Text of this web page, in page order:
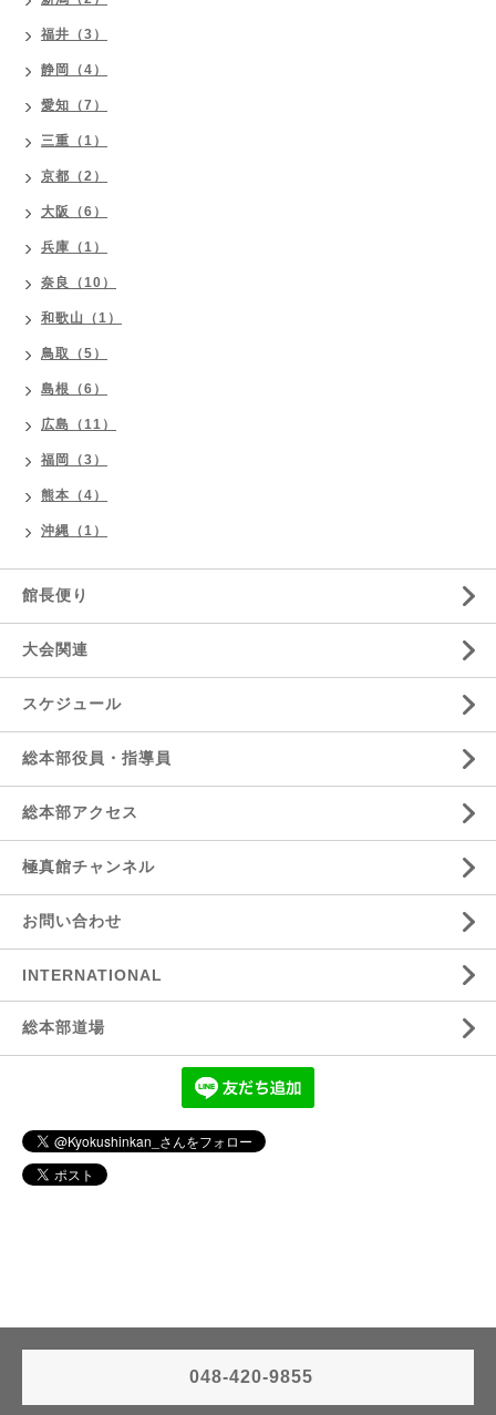
福井（3）
静岡（4）
愛知（7）
三重（1）
京都（2）
大阪（6）
兵庫（1）
奈良（10）
和歌山（1）
鳥取（5）
島根（6）
広島（11）
福岡（3）
熊本（4）
沖縄（1）
館長便り
大会関連
スケジュール
総本部役員・指導員
総本部アクセス
極真館チャンネル
お問い合わせ
INTERNATIONAL
総本部道場
048-420-9855